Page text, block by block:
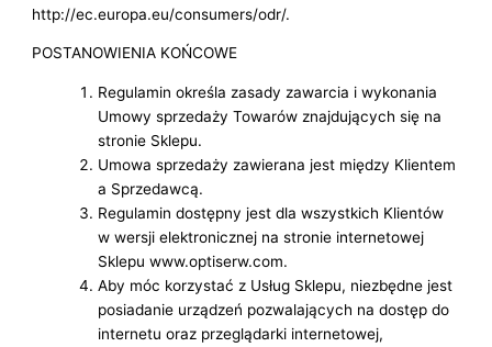
http://ec.europa.eu/consumers/odr/.
POSTANOWIENIA KOŃCOWE
Regulamin określa zasady zawarcia i wykonania
Umowy sprzedaży Towarów znajdujących się na
stronie Sklepu.
Umowa sprzedaży zawierana jest między Klientem
a Sprzedawcą.
Regulamin dostępny jest dla wszystkich Klientów
w wersji elektronicznej na stronie internetowej
Sklepu www.optiserw.com.
Aby móc korzystać z Usług Sklepu, niezbędne jest
posiadanie urządzeń pozwalających na dostęp do
internetu oraz przeglądarki internetowej,